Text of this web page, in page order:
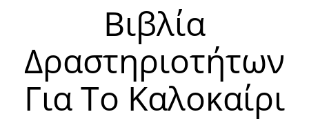
Βιβλία
Δραστηριοτήτων
Για Το Καλοκαίρι